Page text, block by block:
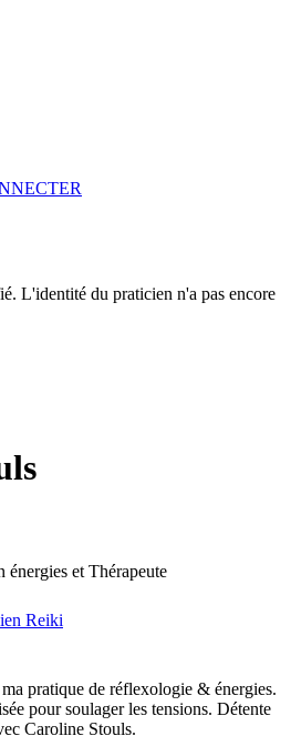
L'identité du praticien n'a pas encore
énergies et Thérapeute
Reiki
pratique de réflexologie & énergies.
pour soulager les tensions. Détente
Caroline Stouls.